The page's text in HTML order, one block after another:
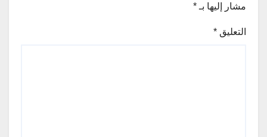
مشار إليها بـ *
التعليق *